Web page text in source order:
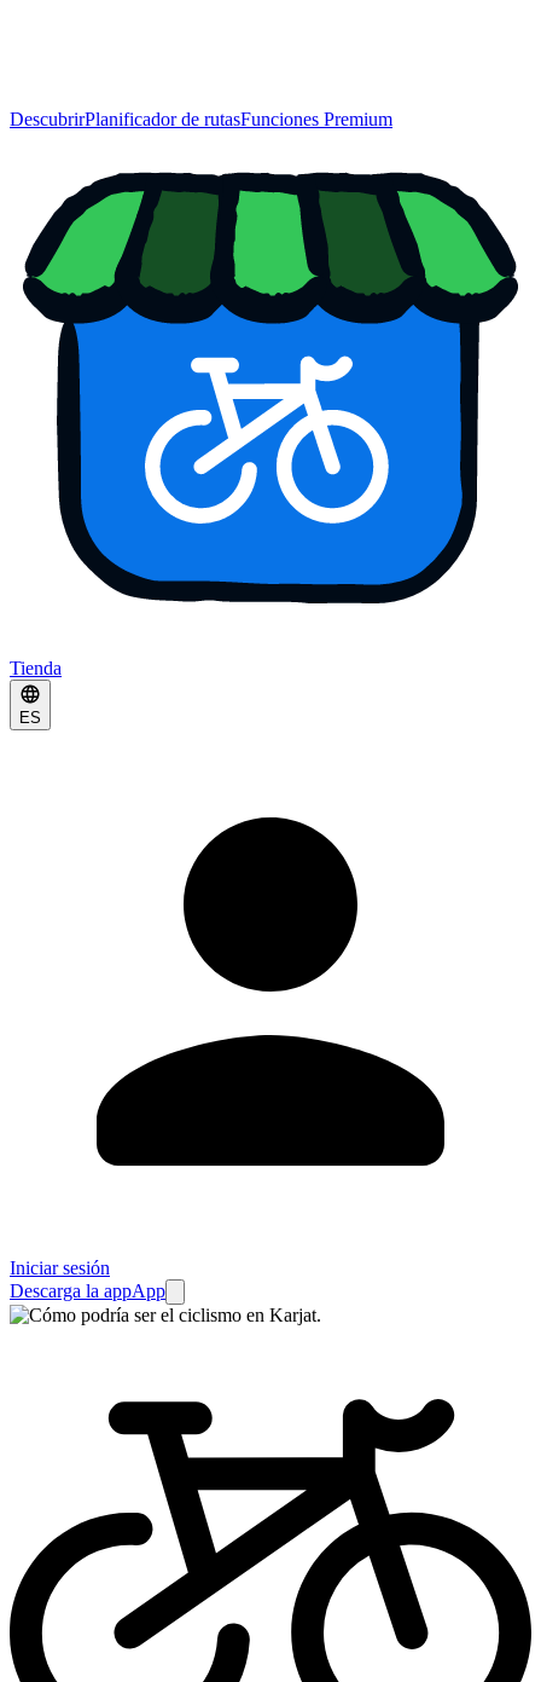
DescubrirPlanificador de rutasFunciones Premium
Tienda
ES
Iniciar sesión
Descarga la appApp